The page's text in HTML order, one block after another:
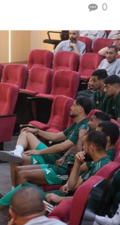
0